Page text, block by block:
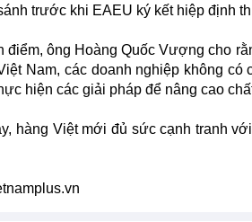
trước khi EAEU ký kết hiệp định
điểm, ông Hoàng Quốc Vượng cho
Nam, các doanh nghiệp không
hiện các giải pháp để nâng cao
hàng Việt mới đủ sức cạnh tranh